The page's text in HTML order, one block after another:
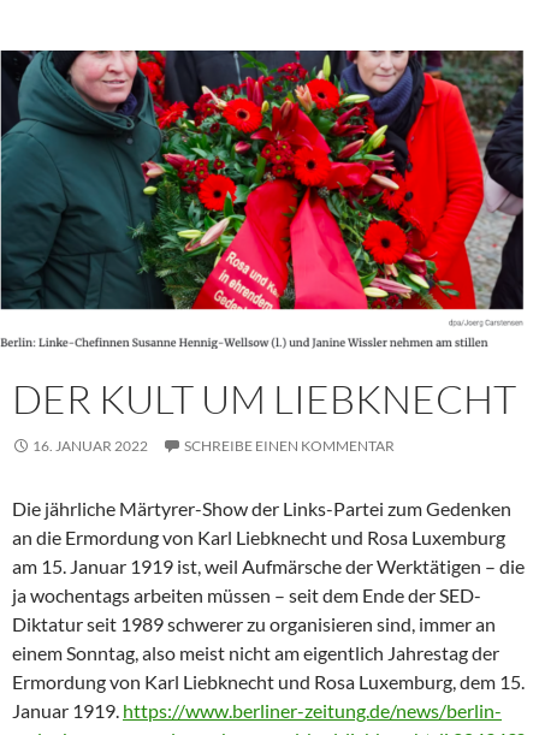
DER KULT UM LIEBKNECHT
16. JANUAR 2022 SCHREIBE EINEN KOMMENTAR
Die jährliche Märtyrer-Show der Links-Partei zum Gedenken
an die Ermordung von Karl Liebknecht und Rosa Luxemburg
am 15. Januar 1919 ist, weil Aufmärsche der Werktätigen – die
ja wochentags arbeiten müssen – seit dem Ende der SED-
Diktatur seit 1989 schwerer zu organisieren sind, immer an
einem Sonntag, also meist nicht am eigentlich Jahrestag der
Ermordung von Karl Liebknecht und Rosa Luxemburg, dem 15.
Januar 1919. https://www.berliner-zeitung.de/news/berlin-